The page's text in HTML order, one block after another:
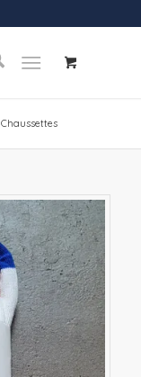
Chaussettes